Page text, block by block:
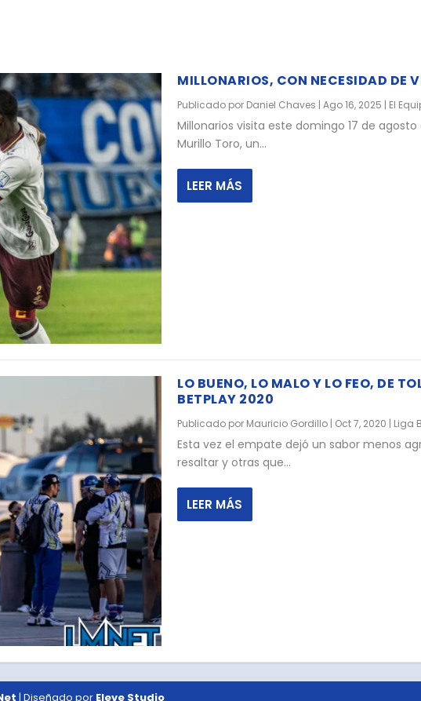
MILLONARIOS, CON NECESIDAD DE
Publicado por Daniel Chaves | Ago 16, 2025 | El
Millonarios visita este domingo 17 de
Murillo Toro, un...
LEER MÁS
LO BUENO, LO MALO Y LO FEO, DE
BETPLAY 2020
Publicado por Mauricio Gordillo | Oct 7, 2020 | Liga
Esta vez el empate dejó un sabor menos
resaltar y otras que...
LEER MÁS
| Diseñado por Eleve Studio